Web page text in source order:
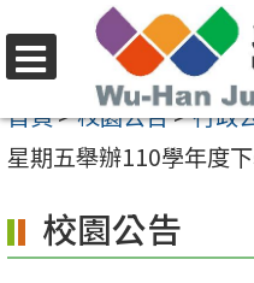
至
要
容
區
選
單
首頁>校園公告>行政
星期五舉辦110學年度
校園公告